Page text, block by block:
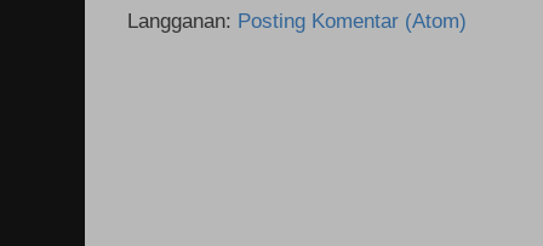
Langganan: Posting Komentar (Atom)